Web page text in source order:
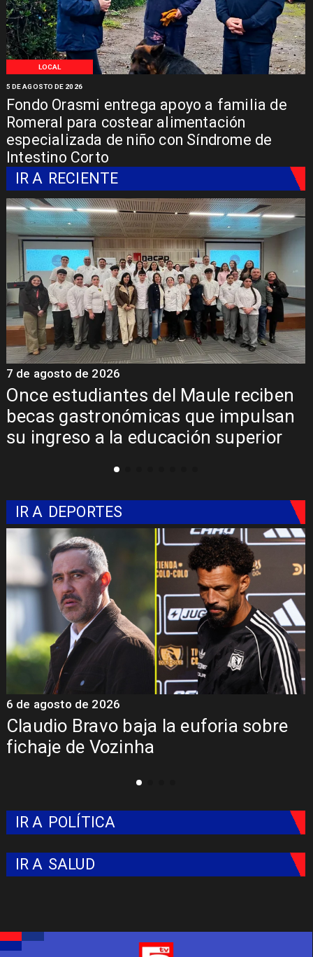
LOCAL
Fondo Orasmi entrega apoyo a familia de
Romeral para costear alimentación
especializada de niño con Síndrome de
Intestino Corto
5 DE AGOSTO DE 2026
IR A RECIENTE
Álvarez-Salamanca lidera la apuesta
regional para consolidar el Paso
Pehuenche como alternativa a Los
7 de agosto de 2026
IR A DEPORTES
Bravo baja la euforia sobre
Vozinha
de 2026
IR A POLÍTICA
IR A SALUD